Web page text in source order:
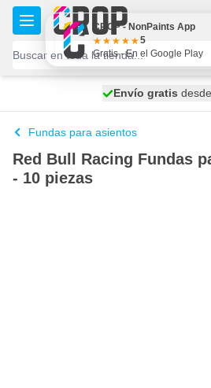
Ir al contenido
Envío gratis
100 días
Fundas para asientos
Red Bull Racing Fundas
- 10 piezas
CROP - NonPaints App
5
Gratis - En el Google Play